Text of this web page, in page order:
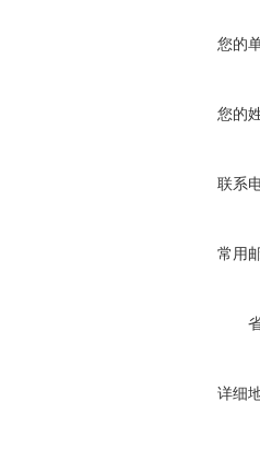
您的
您的
联系
常用
详细